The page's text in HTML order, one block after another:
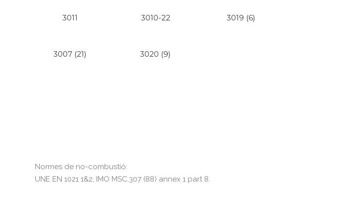
3011 3010-22 3019 (6)
3007 (21) 3020 (9)
Normes de no-combustió:
UNE EN 1021 1&2, IMO MSC.307 (88) annex 1 part 8.